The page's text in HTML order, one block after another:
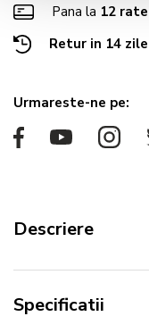
Pana la 12 rate
Retur in 14 zile
Urmareste-ne pe:
Descriere
Specificatii